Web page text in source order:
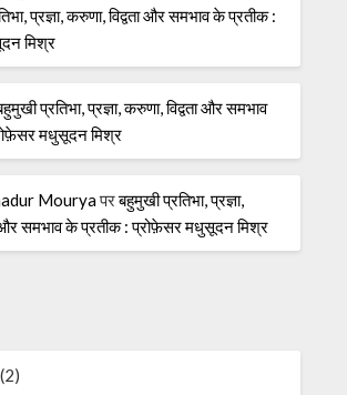
प्रज्ञा, करुणा, विद्वता और समभाव के प्रतीक :
मिश्र
प्रतिभा, प्रज्ञा, करुणा, विद्वता और समभाव
मधुसूदन मिश्र
Mouryaपरबहुमुखी प्रतिभा, प्रज्ञा,
और समभाव के प्रतीक : प्रोफ़ेसर मधुसूदन मिश्र
(2)